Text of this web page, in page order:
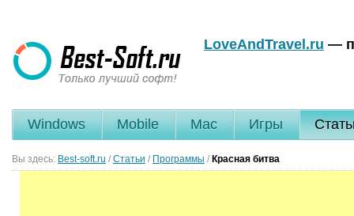
LoveAndTravel.ru —
Windows Mobile Mac Игры
Вы здесь: Best-soft.ru / Статьи / Программы / Красная битва